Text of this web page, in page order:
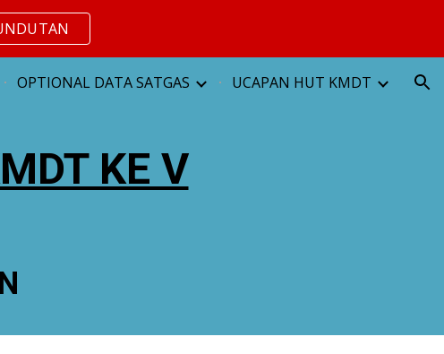
OPTIONAL DATA SATGAS UCAPAN HUT KMDT
KE V